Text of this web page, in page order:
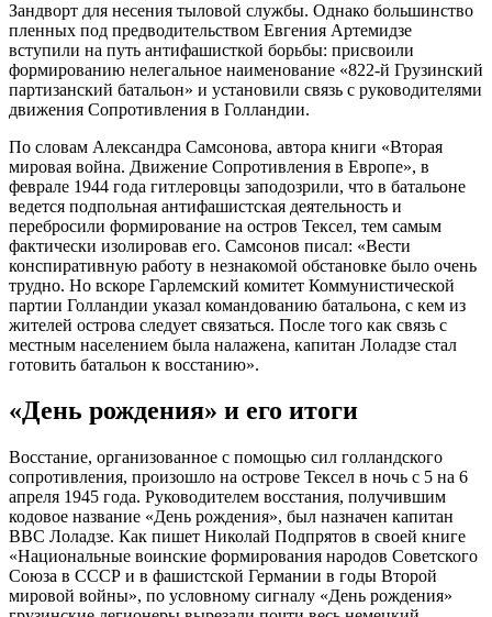
Зандворт для несения тыловой службы. Однако большинство
пленных под предводительством Евгения Артемидзе
вступили на путь антифашисткой борьбы: присвоили
формированию нелегальное наименование «822-й Грузинский
партизанский батальон» и установили связь с руководителями
движения Сопротивления в Голландии.
По словам Александра Самсонова, автора книги «Вторая
мировая война. Движение Сопротивления в Европе», в
феврале 1944 года гитлеровцы заподозрили, что в батальоне
ведется подпольная антифашистская деятельность и
перебросили формирование на остров Тексел, тем самым
фактически изолировав его. Самсонов писал: «Вести
конспиративную работу в незнакомой обстановке было очень
трудно. Но вскоре Гарлемский комитет Коммунистической
партии Голландии указал командованию батальона, с кем из
жителей острова следует связаться. После того как связь с
местным населением была налажена, капитан Лоладзе стал
готовить батальон к восстанию».
«День рождения» и его итоги
Восстание, организованное с помощью сил голландского
сопротивления, произошло на острове Тексел в ночь с 5 на 6
апреля 1945 года. Руководителем восстания, получившим
кодовое название «День рождения», был назначен капитан
ВВС Лоладзе. Как пишет Николай Подпрятов в своей книге
«Национальные воинские формирования народов Советского
Союза в СССР и в фашистской Германии в годы Второй
мировой войны», по условному сигналу «День рождения»